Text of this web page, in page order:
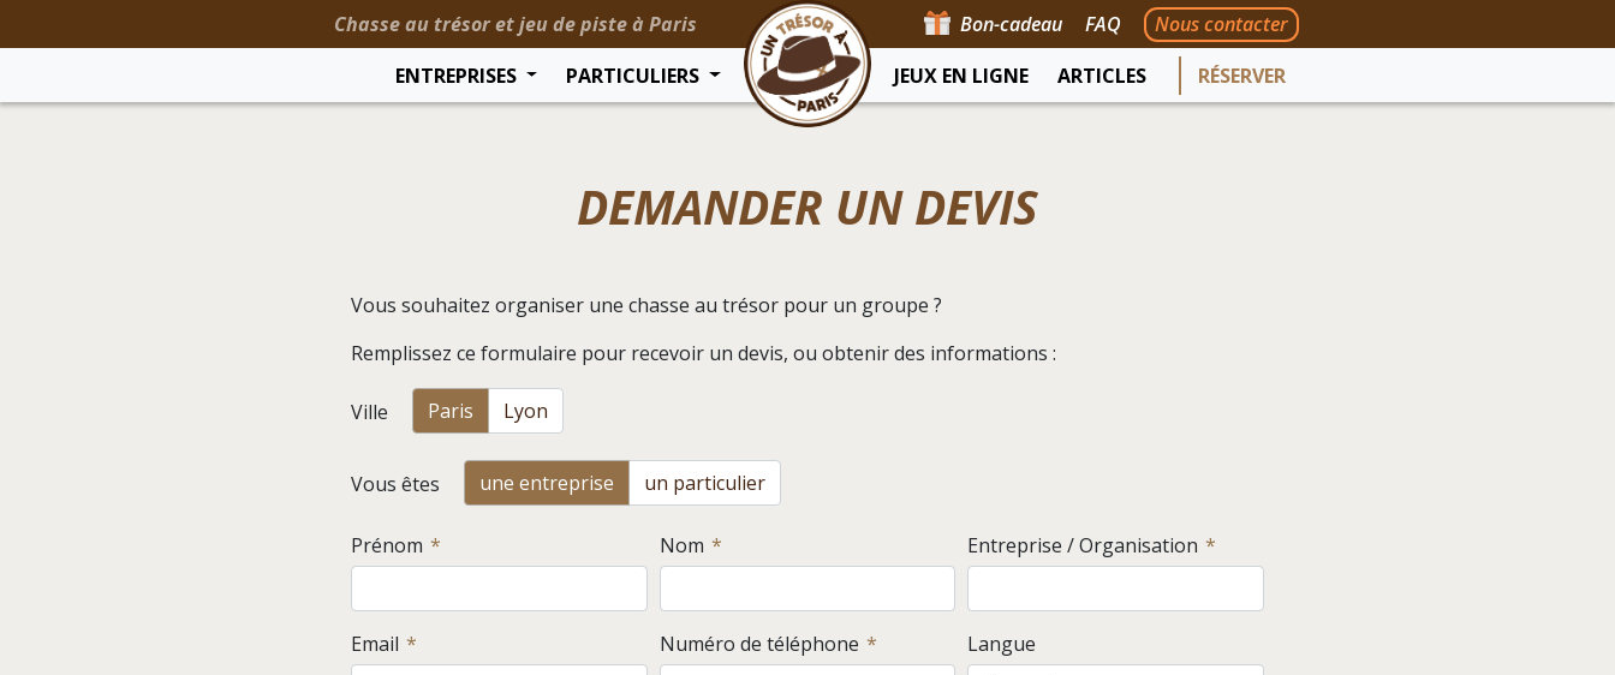
Chasse au trésor et jeu de piste à Paris Bon-cadeau FAQ
Nous contacter
ENTREPRISES
PARTICULIERS JEUX EN LIGNE ARTICLES RÉSERVER
DEMANDER UN DEVIS
Vous souhaitez organiser une chasse au trésor pour un groupe ?
Remplissez ce formulaire pour recevoir un devis, ou obtenir des informations :
Ville Paris Lyon
Vous êtes une entreprise un particulier
Prénom Nom Entreprise / Organisation
Email Numéro de téléphone Langue